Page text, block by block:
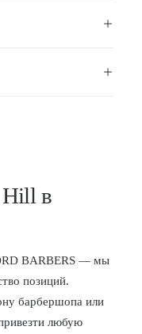
Hill в
BARBERS — мы
позиций.
барбершопа или
любую